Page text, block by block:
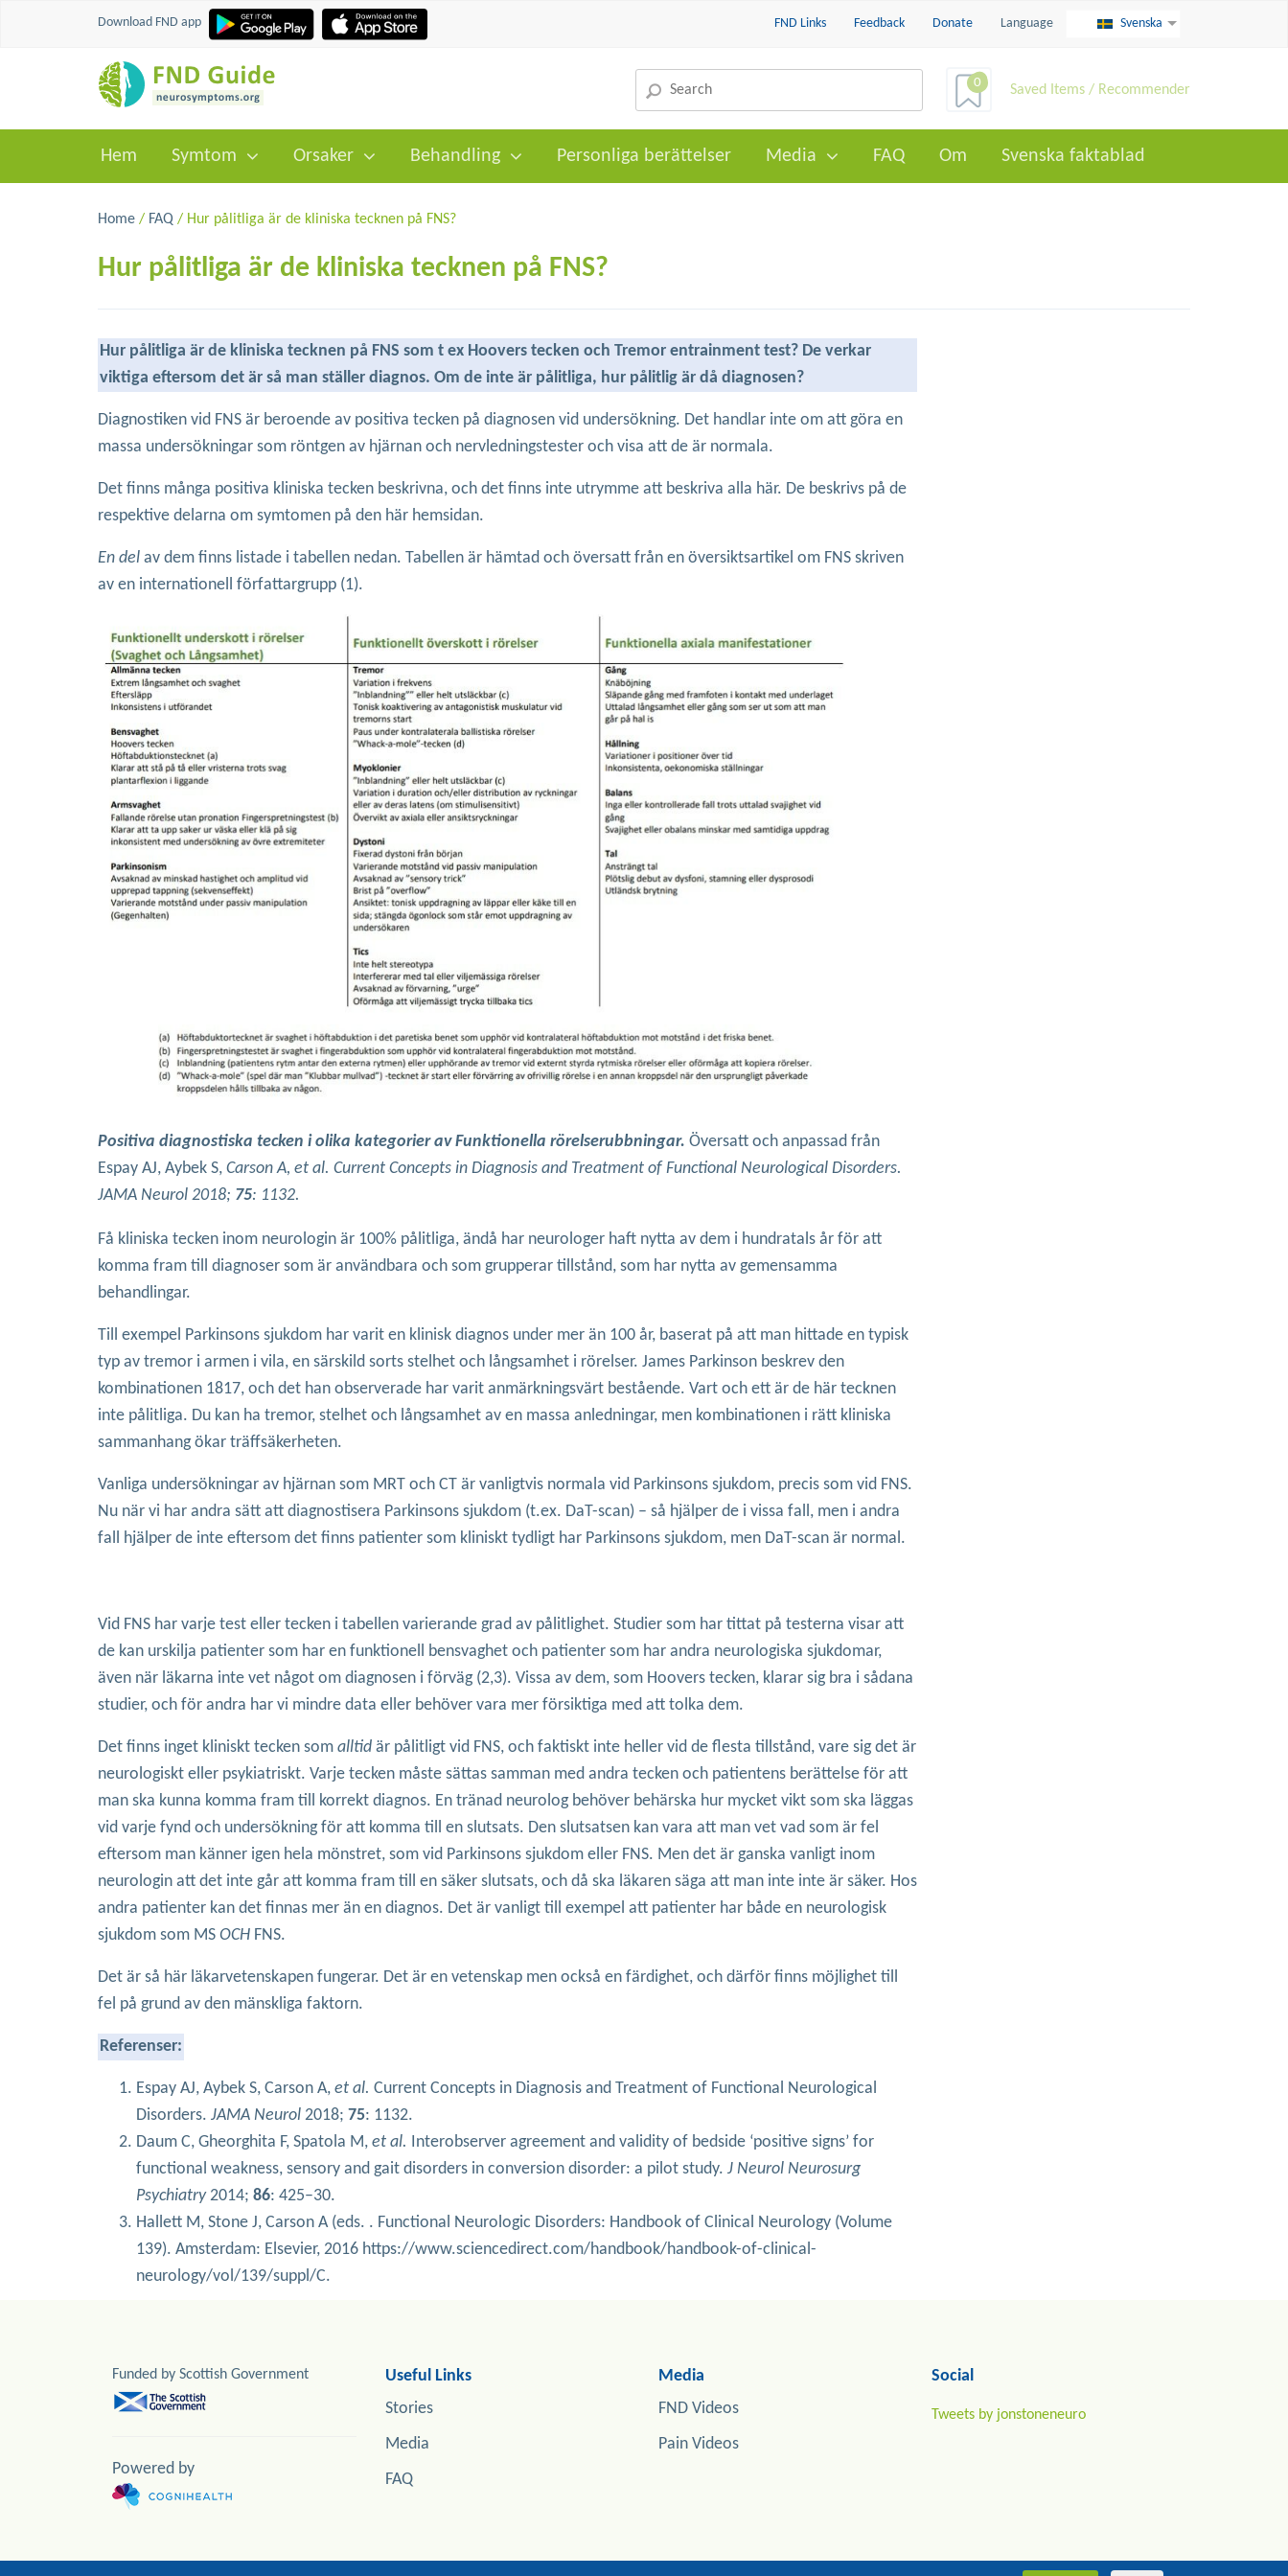
Download FND app FND Links Feedback Donate Language Svenska
0 Saved Items / Recommender
Hem Symtom Orsaker Behandling Personliga berättelser Media FAQ Om Svenska faktablad
Home / FAQ / Hur pålitliga är de kliniska tecknen på FNS?
Hur pålitliga är de kliniska tecknen på FNS?
Hur pålitliga är de kliniska tecknen på FNS som t ex Hoovers tecken och Tremor entrainment test? De verkar
viktiga eftersom det är så man ställer diagnos. Om de inte är pålitliga, hur pålitlig är då diagnosen?
Diagnostiken vid FNS är beroende av positiva tecken på diagnosen vid undersökning. Det handlar inte om att göra en
massa undersökningar som röntgen av hjärnan och nervledningstester och visa att de är normala.
Det finns många positiva kliniska tecken beskrivna, och det finns inte utrymme att beskriva alla här. De beskrivs på de
respektive delarna om symtomen på den här hemsidan.
En del av dem finns listade i tabellen nedan. Tabellen är hämtad och översatt från en översiktsartikel om FNS skriven
av en internationell författargrupp (1).
Positiva diagnostiska tecken i olika kategorier av Funktionella rörelserubbningar. Översatt och anpassad från
Espay AJ, Aybek S, Carson A, et al. Current Concepts in Diagnosis and Treatment of Functional Neurological Disorders.
JAMA Neurol 2018; 75: 1132.
Få kliniska tecken inom neurologin är 100% pålitliga, ändå har neurologer haft nytta av dem i hundratals år för att
komma fram till diagnoser som är användbara och som grupperar tillstånd, som har nytta av gemensamma
behandlingar.
Till exempel Parkinsons sjukdom har varit en klinisk diagnos under mer än 100 år, baserat på att man hittade en typisk
typ av tremor i armen i vila, en särskild sorts stelhet och långsamhet i rörelser. James Parkinson beskrev den
kombinationen 1817, och det han observerade har varit anmärkningsvärt bestående. Vart och ett är de här tecknen
inte pålitliga. Du kan ha tremor, stelhet och långsamhet av en massa anledningar, men kombinationen i rätt kliniska
sammanhang ökar träffsäkerheten.
Vanliga undersökningar av hjärnan som MRT och CT är vanligtvis normala vid Parkinsons sjukdom, precis som vid FNS.
Nu när vi har andra sätt att diagnostisera Parkinsons sjukdom (t.ex. DaT-scan) – så hjälper de i vissa fall, men i andra
fall hjälper de inte eftersom det finns patienter som kliniskt tydligt har Parkinsons sjukdom, men DaT-scan är normal.
Vid FNS har varje test eller tecken i tabellen varierande grad av pålitlighet. Studier som har tittat på testerna visar att
de kan urskilja patienter som har en funktionell bensvaghet och patienter som har andra neurologiska sjukdomar,
även när läkarna inte vet något om diagnosen i förväg (2,3). Vissa av dem, som Hoovers tecken, klarar sig bra i sådana
studier, och för andra har vi mindre data eller behöver vara mer försiktiga med att tolka dem.
Det finns inget kliniskt tecken som alltid är pålitligt vid FNS, och faktiskt inte heller vid de flesta tillstånd, vare sig det är
neurologiskt eller psykiatriskt. Varje tecken måste sättas samman med andra tecken och patientens berättelse för att
man ska kunna komma fram till korrekt diagnos. En tränad neurolog behöver behärska hur mycket vikt som ska läggas
vid varje fynd och undersökning för att komma till en slutsats. Den slutsatsen kan vara att man vet vad som är fel
eftersom man känner igen hela mönstret, som vid Parkinsons sjukdom eller FNS. Men det är ganska vanligt inom
neurologin att det inte går att komma fram till en säker slutsats, och då ska läkaren säga att man inte inte är säker. Hos
andra patienter kan det finnas mer än en diagnos. Det är vanligt till exempel att patienter har både en neurologisk
sjukdom som MS OCH FNS.
Det är så här läkarvetenskapen fungerar. Det är en vetenskap men också en färdighet, och därför finns möjlighet till
fel på grund av den mänskliga faktorn.
Referenser:
Espay AJ, Aybek S, Carson A, et al. Current Concepts in Diagnosis and Treatment of Functional Neurological
Disorders. JAMA Neurol 2018; 75: 1132.
Daum C, Gheorghita F, Spatola M, et al.
Interobserver agreement and validity of bedside ‘positive signs’ for
functional weakness, sensory and gait disorders in conversion disorder: a pilot study. J Neurol Neurosurg
Psychiatry2014; 86: 425–30.
Hallett M, Stone J, Carson A (eds. . Functional Neurologic Disorders: Handbook of Clinical Neurology (Volume
139). Amsterdam: Elsevier, 2016 https://www.sciencedirect.com/handbook/handbook-of-clinical-
neurology/vol/139/suppl/C.
Funded by Scottish Government
Powered by
Useful Links
Stories
Media
FAQ
Media
FND Videos
Pain Videos
Social
Tweets by jonstoneneuro